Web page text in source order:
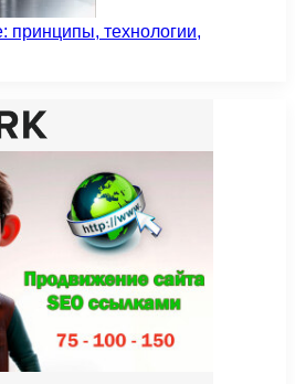
принципы, технологии,